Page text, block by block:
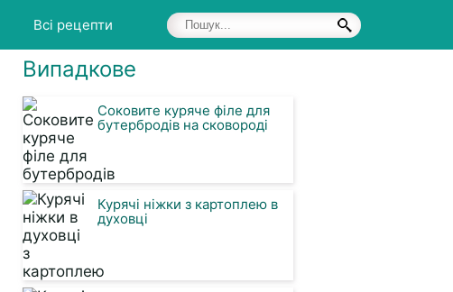
Всі рецепти
Випадкове
Соковите куряче філе для
бутербродів на сковороді
Курячі ніжки з картоплею в
духовці